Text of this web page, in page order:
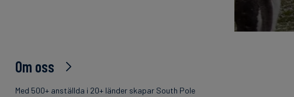
Om oss
Med 500+ anställda i 20+ länder skapar South Pole